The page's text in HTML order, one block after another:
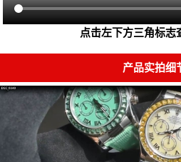
点击左下方三角标志
产品实拍细